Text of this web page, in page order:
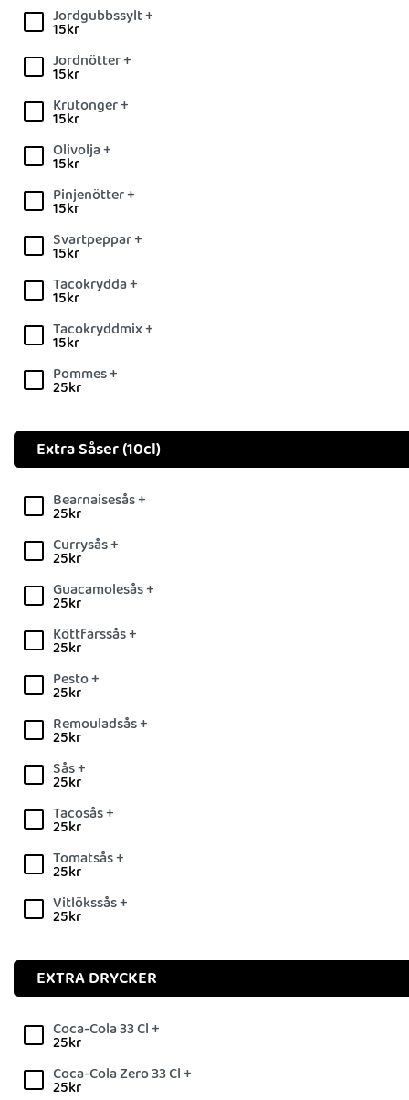
Jordgubbssylt +
15kr
Jordnötter +
15kr
Krutonger +
15kr
Olivolja +
15kr
Pinjenötter +
15kr
Svartpeppar +
15kr
Tacokrydda +
15kr
Tacokryddmix +
15kr
Pommes +
25kr
Extra Såser (10cl)
Bearnaisesås +
25kr
Currysås +
25kr
Guacamolesås +
25kr
Köttfärssås +
25kr
Pesto +
25kr
Remouladsås +
25kr
Sås +
25kr
Tacosås +
25kr
Tomatsås +
25kr
Vitlökssås +
25kr
EXTRA DRYCKER
Coca-Cola 33 Cl +
25kr
Coca-Cola Zero 33 Cl +
25kr